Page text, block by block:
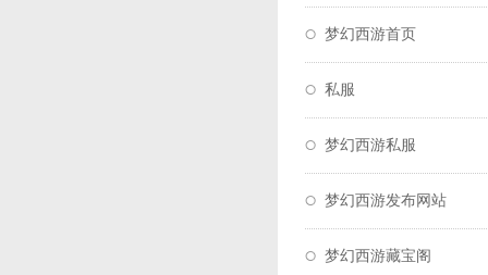
梦幻西游首页
私服
梦幻西游私服
梦幻西游发布网站
梦幻西游藏宝阁